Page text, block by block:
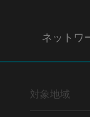
ネットワ
対象地域